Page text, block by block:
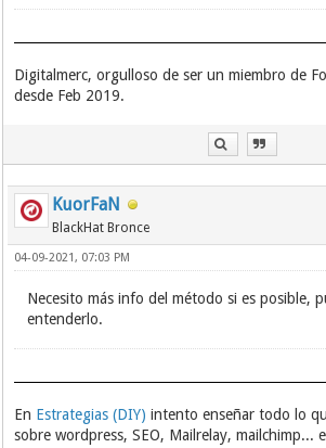
Digitalmerc, orgulloso de ser un miembro de
desde Feb 2019.
KuorFaN
BlackHat Bronce
04-09-2021, 07:03 PM
Necesito más info del método si es posible,
entenderlo.
En Estrategias (DIY) intento enseñar todo lo
sobre wordpress, SEO, Mailrelay, mailchimp...